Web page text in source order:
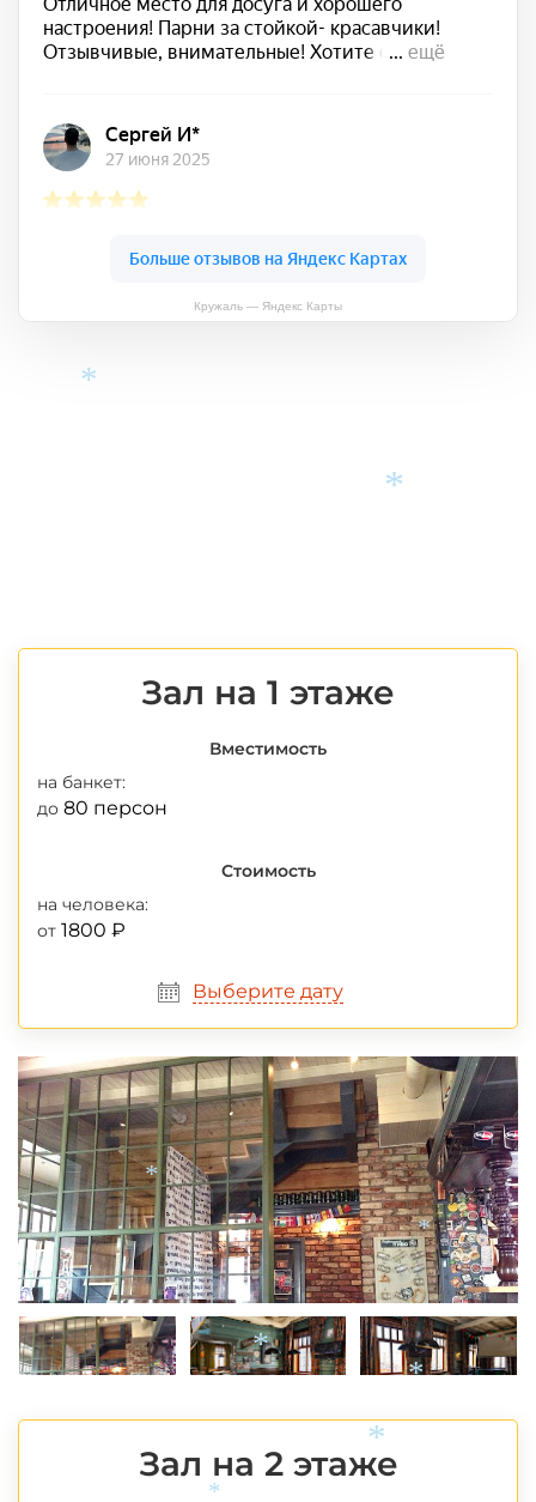
Кружаль — Яндекс Карты
Зал на 1 этаже
Вместимость
на банкет:
до 80 персон
Стоимость
на человека:
от 1800 ₽
Выберите дату
Зал на 2 этаже
*
*
*
*
*
*
*